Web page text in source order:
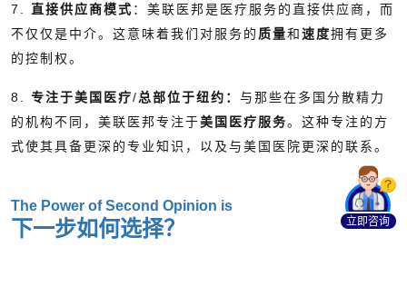
7. 直接供应商模式 ：美联医邦是医疗服务的直接供应商，而
不仅仅是中介。这意味着我们对服务的 质量和速度拥有更多
的控制权。
8. 专注于美国医疗/总部位于纽约： 与那些在多国分散精力
的机构不同，美联医邦专注于美国医疗服务。这种专注的方
式使其具备更深的专业知识，以及与美国医院更深的联系。
The Power of Second Opinion is
下一步如何选择？ 立即咨询